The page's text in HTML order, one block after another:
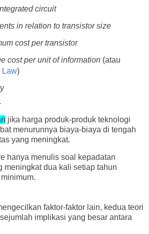
circuit
in relation to transistor size
cost per transistor
cost per unit of information(atau
Law)
jika harga produk-produk teknologi
menurunnya biaya-biaya di tengah
yang meningkat.
hanya menulis soal kepadatan
meningkat dua kali setiap tahun
faktor-faktor lain, kedua teori
implikasi yang besar antara